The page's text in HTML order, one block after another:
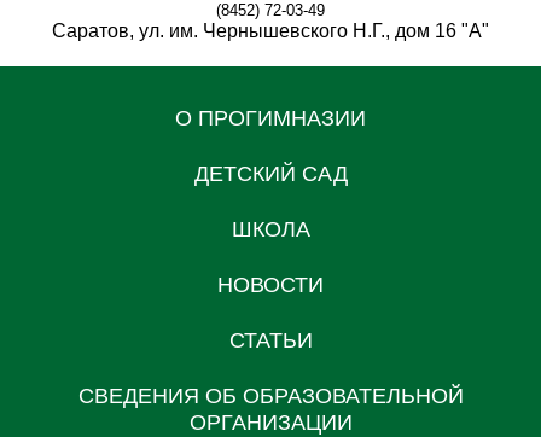
(8452) 72-03-49
Саратов, ул. им. Чернышевского Н.Г., дом 16 "А"
О ПРОГИМНАЗИИ
ДЕТСКИЙ САД
ШКОЛА
НОВОСТИ
СТАТЬИ
СВЕДЕНИЯ ОБ ОБРАЗОВАТЕЛЬНОЙ
ОРГАНИЗАЦИИ